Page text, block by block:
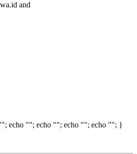
and
echo ""; echo ""; echo ""; echo ""; }